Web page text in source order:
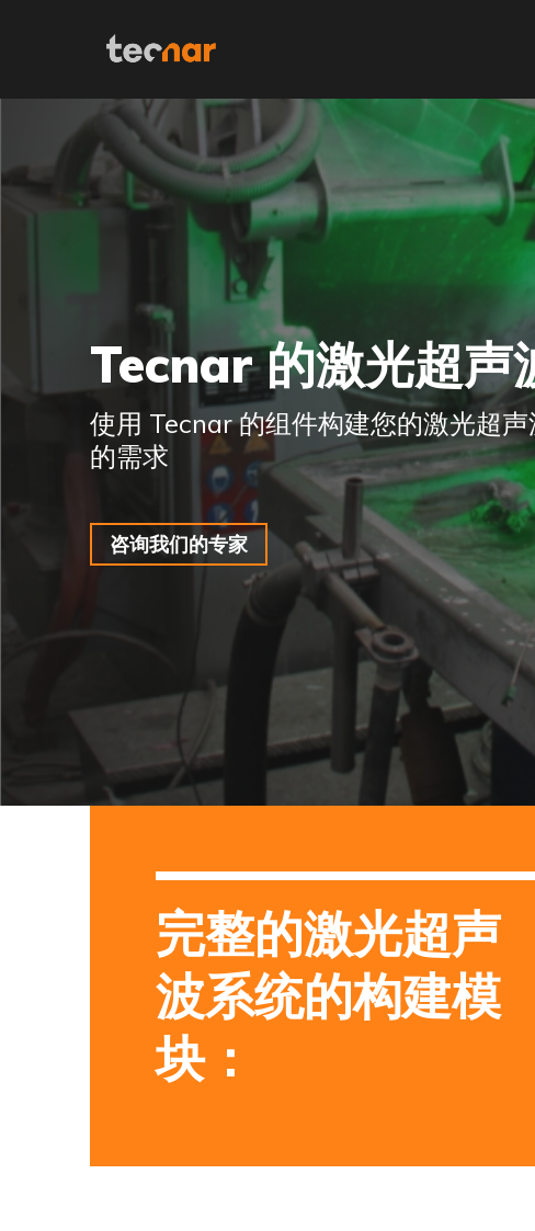
Skip to content
Tecnar 的激光超声
使用 Tecnar 的组件构建您的激光超
的需求
咨询我们的专家
完整的激光超声
波系统的构建模
块：